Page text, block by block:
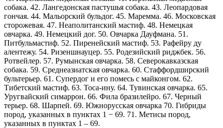
собака. 42. Лангедонская пастушья собака. 43. Леопардовая
гончая. 44. Мальорский бульдог. 45. Маремма. 46. Московская
сторожевая. 47. Неаполитанский мастиф. 48. Немецкая
овчарка. 49. Немецкий дог. 50. Овчарка Дауфмана. 51.
Питбульмастиф. 52. Пиренейский мастиф. 53. Рафейру ду
алентежу. 54. Ризеншнауцер. 55. Родезийский риджбек. 56.
Ротвейлер. 57. Румынская овчарка. 58. Северокавказская
собака. 59. Среднеазиатская овчарка. 60. Стаффордширский
бультерьер. 61. Супердог и его помесь с майконгом. 62.
Тибетский мастиф. 63. Тоса-ину. 64. Тувинская овчарка. 65.
Уругвайский симаррон. 66. Фила бразилейро. 67. Черный
терьер. 68. Шарпей. 69. Южнорусская овчарка 70. Гибриды
пород, указанных в пунктах 1 − 69. 71. Метисы пород,
указанных в пунктах 1 – 69.